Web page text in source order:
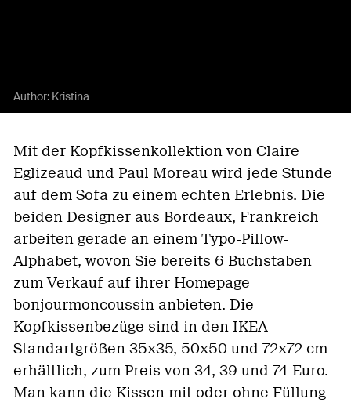
Author: Kristina
Mit der Kopfkissenkollektion von Claire
Eglizeaud und Paul Moreau wird jede Stunde
auf dem Sofa zu einem echten Erlebnis. Die
beiden Designer aus Bordeaux, Frankreich
arbeiten gerade an einem Typo-Pillow-
Alphabet, wovon Sie bereits 6 Buchstaben
zum Verkauf auf ihrer Homepage
bonjourmoncoussin anbieten. Die
Kopfkissenbezüge sind in den IKEA
Standartgrößen 35x35, 50x50 und 72x72 cm
erhältlich, zum Preis von 34, 39 und 74 Euro.
Man kann die Kissen mit oder ohne Füllung